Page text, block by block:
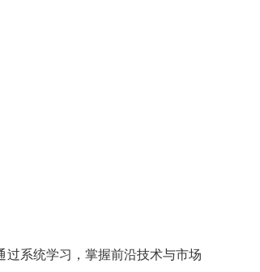
过系统学习，掌握前沿技术与市场